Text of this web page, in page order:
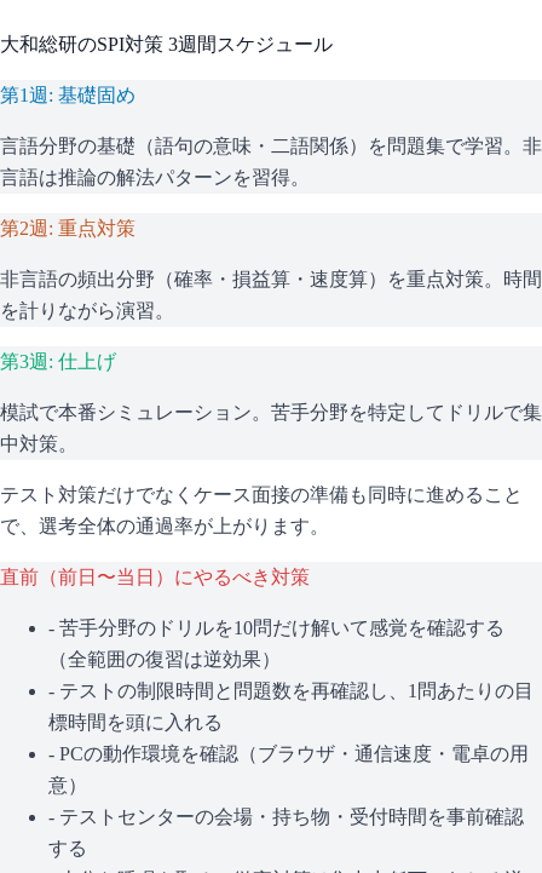
大和総研のSPI対策 3週間スケジュール
第1週: 基礎固め
言語分野の基礎（語句の意味・二語関係）を問題集で学習。非
言語は推論の解法パターンを習得。
第2週: 重点対策
非言語の頻出分野（確率・損益算・速度算）を重点対策。時間
を計りながら演習。
第3週: 仕上げ
模試で本番シミュレーション。苦手分野を特定してドリルで集
中対策。
テスト対策だけでなくケース面接の準備も同時に進めること
で、選考全体の通過率が上がります。
直前（前日〜当日）にやるべき対策
- 苦手分野のドリルを10問だけ解いて感覚を確認する
（全範囲の復習は逆効果）
- テストの制限時間と問題数を再確認し、1問あたりの目
標時間を頭に入れる
- PCの動作環境を確認（ブラウザ・通信速度・電卓の用
意）
- テストセンターの会場・持ち物・受付時間を事前確認
する